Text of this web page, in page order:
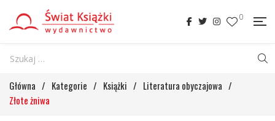
0
Główna / Kategorie / Książki / Literatura obyczajowa /
Złote żniwa